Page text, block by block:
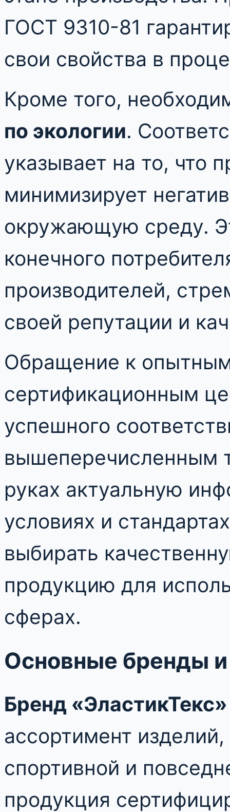
ГОСТ 9310-81
свои свойства в
Кроме того,
по экологии.
указывает на то, что
минимизирует
окружающую среду.
конечного
производителей,
своей репутации и
Обращение к
сертификационным
успешного
вышеперечисленным
руках актуальную
условиях и
выбирать
продукцию для
сферах.
Основные бренды
Бренд «ЭластикТекс»
ассортимент
спортивной и
продукция